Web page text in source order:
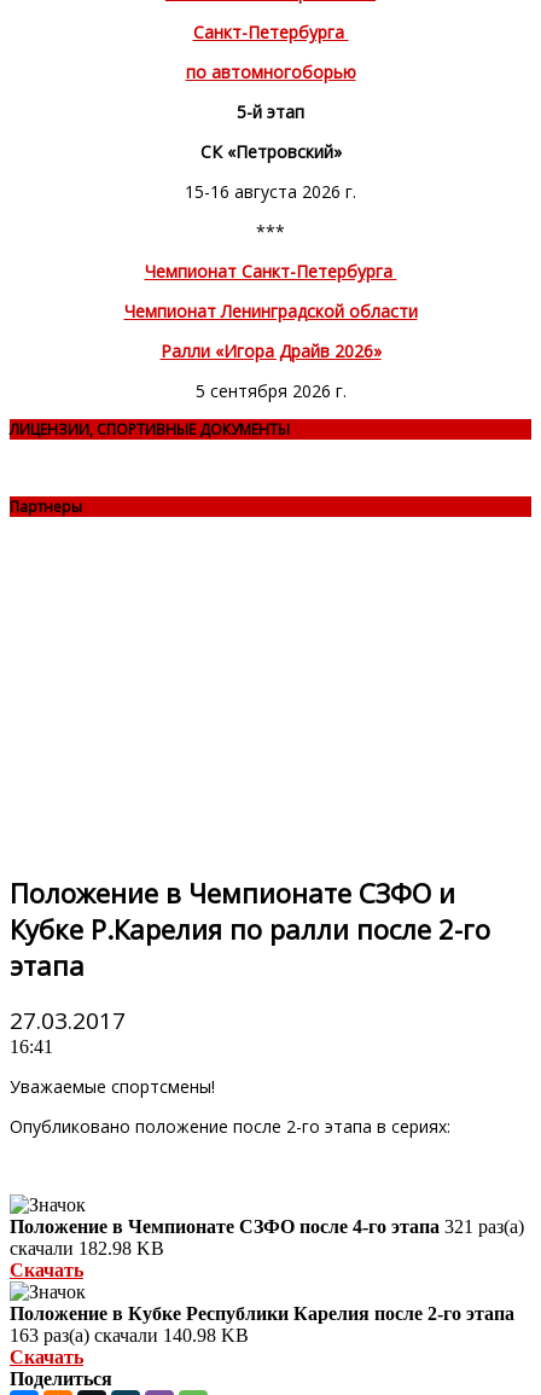
Санкт-Петербурга
по автомногоборью
5-й этап
СК «Петровский»
15-16 августа 2026 г.
***
Чемпионат Санкт-Петербурга
Чемпионат Ленинградской области
Ралли «Игора Драйв 2026»
5 сентября 2026 г.
ЛИЦЕНЗИИ, СПОРТИВНЫЕ ДОКУМЕНТЫ
Партнеры
Положение в Чемпионате СЗФО и
Кубке Р.Карелия по ралли после 2-го
этапа
27.03.2017
16:41
Уважаемые спортсмены!
Опубликовано положение после 2-го этапа в сериях:
Положение в Чемпионате СЗФО после 4-го этапа 321 раз(а)
скачали 182.98 KB
Скачать
Положение в Кубке Республики Карелия после 2-го этапа
163 раз(а) скачали 140.98 KB
Скачать
Поделиться